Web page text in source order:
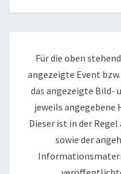
Für die oben
angezeigte Event
das angezeigte Bild-
jeweils angegebene
Dieser ist in der
sowie der